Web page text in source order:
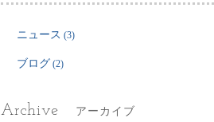
ニュース (3)
ブログ (2)
Archive アーカイブ